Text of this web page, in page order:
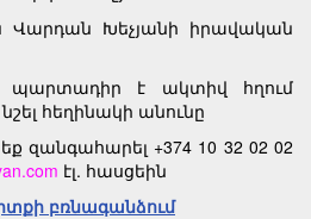
Վարդան Խեչյանի իրավական
պարտադիր է ակտիվ հղում
հեղինակի անունը
+374 10 32 02 02
էլ. հասցեին
բռնագանձում